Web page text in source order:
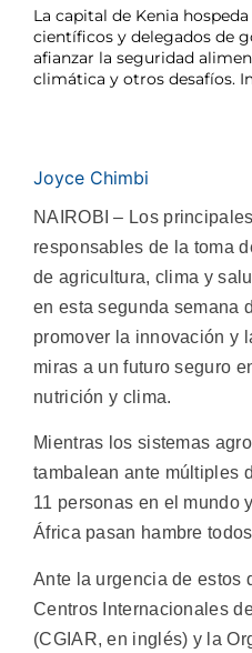
La capital de Kenia
científicos y delegados de
afianzar la seguridad
climática y otros desafíos.
Joyce Chimbi
NAIROBI – Los
responsables de la toma
de agricultura, clima y
en esta segunda semana
promover la innovación y
miras a un futuro seguro
nutrición y clima.
Mientras los sistemas
tambalean ante múltiples
11 personas en el mundo
África pasan hambre
Ante la urgencia de estos
Centros Internacionales
(CGIAR, en inglés) y la